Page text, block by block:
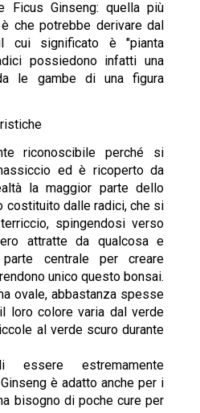
Ficus Ginseng: quella più
che potrebbe derivare dal
cui significato è "pianta
possiedono infatti una
le gambe di una figura
riconoscibile perché si
ed è ricoperto da
la maggior parte dello
dalle radici, che si
spingendosi verso
attratte da qualcosa e
centrale per creare
unico questo bonsai.
ovale, abbastanza spesse
loro colore varia dal verde
al verde scuro durante
estremamente
è adatto anche per i
bisogno di poche cure per